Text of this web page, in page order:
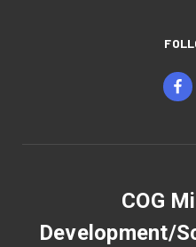
COG
Development/